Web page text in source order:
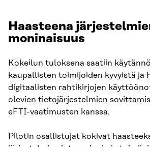
Haasteena
moninaisuus
Kokeilun tuloksena saatiin
kaupallisten toimijoiden kyvyistä ja
digitaalisten rahtikirjojen
olevien tietojärjestelmien
eFTI-vaatimusten kanssa.
Pilotin osallistujat kokivat